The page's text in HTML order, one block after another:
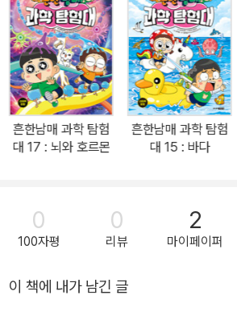
의 완성도를 높였습니다. 학습정보를 흥미 있
리 전문 작가가 재미있는 이야기를 만들었고,
가가 학습 내용을 체크하며 이야기를 보완하
과학 분야에서 학위를 받은 전공자가 집필하
상 설명이 필요 없는 이 시대 최고의 크리에
고, 베테랑 그림 작가가 흔한남매의 매력을 한
렇게 미래의 주역인 아이들을 위한 고품격 과
으면 과학 지식이 저절로 쌓여요! 스토리 따로, 학습 내용 따로인 과학
학습만화는 이제 그만! 그동안 과학 학습만
이 물과 기름처럼 섞여 아이들이 만화 스토리
묘하게 녹여 내어, 만화만 봐도 학습 내용이
흔한남매 과학 탐험
대 17 : 뇌와 호르몬
흔한남매 과학 탐험
대 15 : 바다
0
100자평
0
리뷰
2
마이페이퍼
이 책에 내가 남긴 글